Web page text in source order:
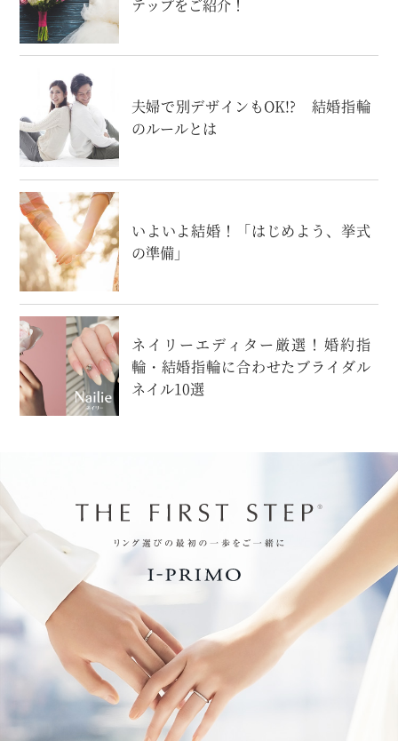
夫婦で別デザインもOK!? 結婚指輪
のルールとは
いよいよ結婚！「はじめよう、挙式
の準備」
ネイリーエディター厳選！婚約指
輪・結婚指輪に合わせたブライダル
ネイル10選